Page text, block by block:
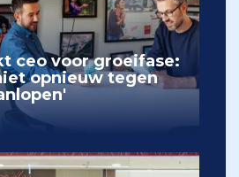
ceo voor groeifase:
opnieuw tegen